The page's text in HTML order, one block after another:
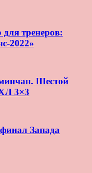
тренеров:
2022»
Шестой
3×3
Запада